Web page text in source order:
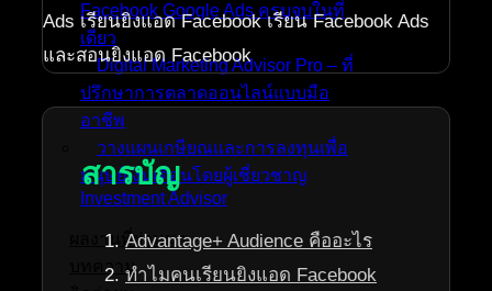
Facebook Google Ads ครบจบในที่
เดียว
Digital Marketing Advisor Pro – ที่
ปรึกษาการตลาดออนไลน์แบบมือ
อาชีพ
วางแผนเกษียณและการลงทุนเพื่อ
มนุษย์เงินเดือนโดยผู้เชี่ยวชาญ
Investment Advisor
ผลงานที่ผ่านมา
บทความ
สารบัญ
Advantage+ Audience คืออะไร
ทำไมคนเรียนยิงแอด Facebook